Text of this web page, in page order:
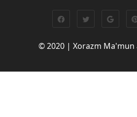
© 2020 | Xorazm Ma'mun